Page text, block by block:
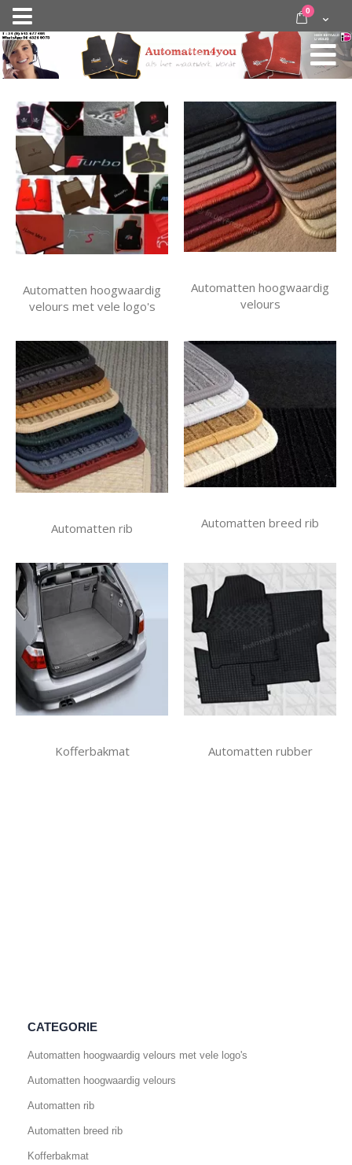
Nav
activeren
door
inhoud
Cart
0 items
Automatten hoogwaardig
velours met vele logo's
Automatten hoogwaardig
velours
Automatten rib Automatten breed rib
Kofferbakmat Automatten rubber
CATEGORIE
Automatten hoogwaardig velours met vele logo's
Automatten hoogwaardig velours
Automatten rib
Automatten breed rib
Kofferbakmat